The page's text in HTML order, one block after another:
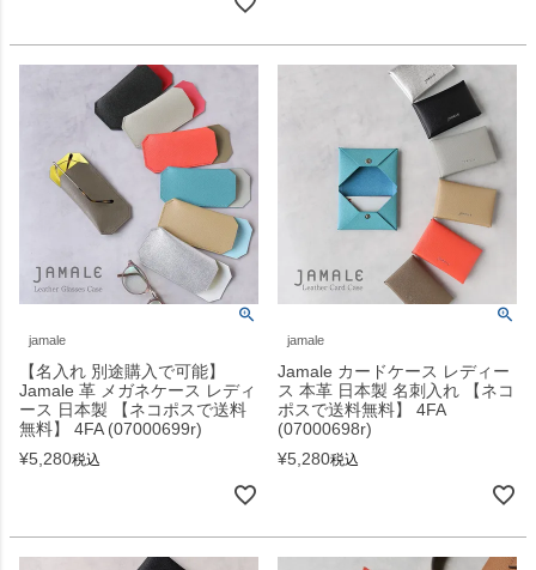
jamale
【名入れ 別途購入で可能】
Jamale 革 メガネケース レディ
ース 日本製 【ネコポスで送料
無料】 4FA (07000699r)
¥5,280税込
jamale
Jamale カードケース レディー
ス 本革 日本製 名刺入れ 【ネコ
ポスで送料無料】 4FA
(07000698r)
¥5,280税込